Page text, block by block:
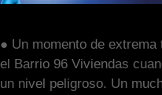
● Un momento de
el Barrio 96 Viviendas
un nivel peligroso. Un